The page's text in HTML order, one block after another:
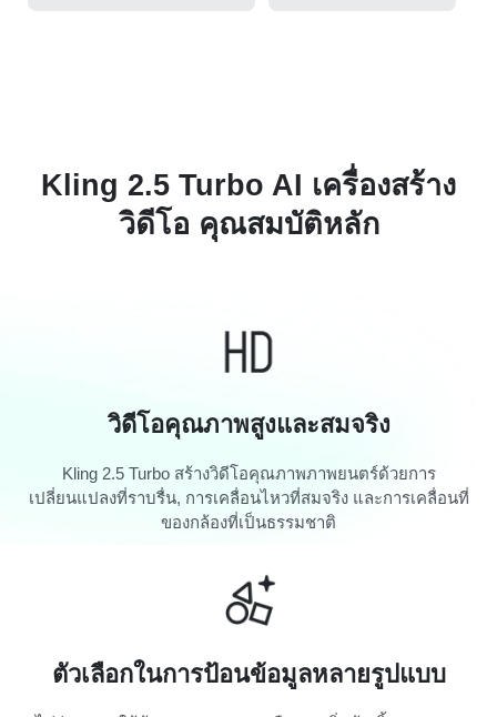
Kling 2.5 Turbo AI เครื่องสร้าง
วิดีโอ คุณสมบัติหลัก
วิดีโอคุณภาพสูงและสมจริง
Kling 2.5 Turbo สร้างวิดีโอคุณภาพภาพยนตร์ด้วยการ
เปลี่ยนแปลงที่ราบรื่น, การเคลื่อนไหวที่สมจริง และการเคลื่อนที่
ของกล้องที่เป็นธรรมชาติ
ตัวเลือกในการป้อนข้อมูลหลายรูปแบบ